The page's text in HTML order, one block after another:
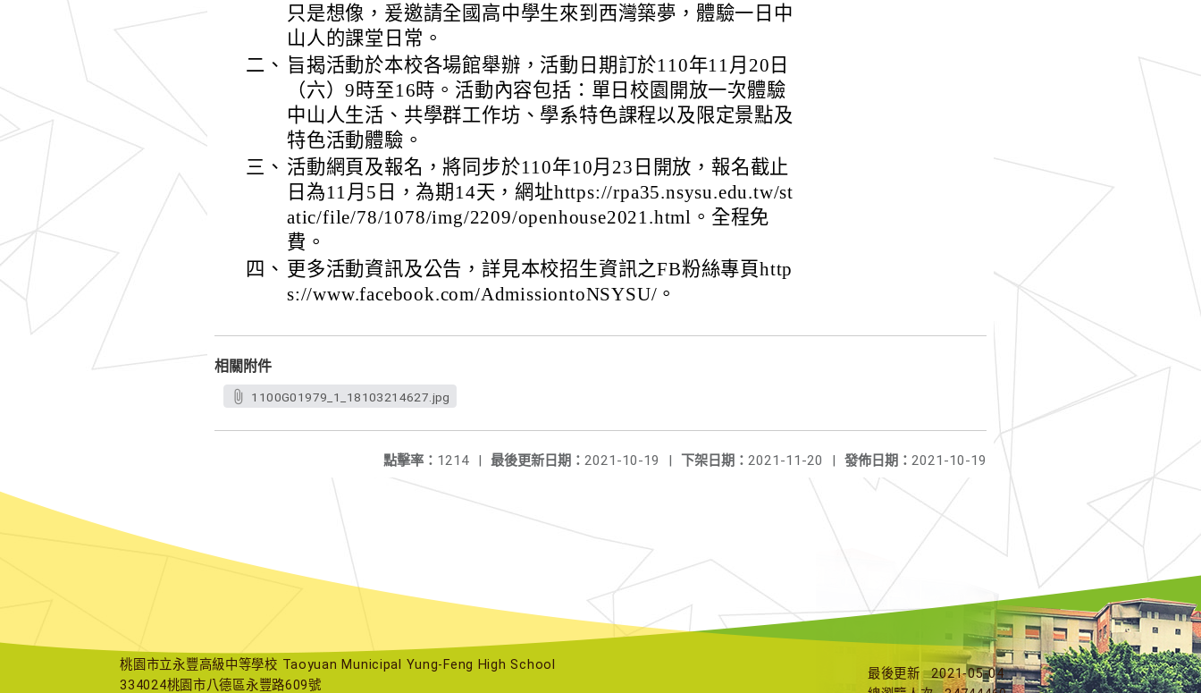
只是想像，爰邀請全國高中學生來到西灣築夢，體驗一日中
山人的課堂日常。
二、 旨揭活動於本校各場館舉辦，活動日期訂於110年11月20日
（六）9時至16時。活動內容包括：單日校園開放一次體驗
中山人生活、共學群工作坊、學系特色課程以及限定景點及
特色活動體驗。
三、 活動網頁及報名，將同步於110年10月23日開放，報名截止
日為11月5日，為期14天，網址https://rpa35.nsysu.edu.tw/st
atic/file/78/1078/img/2209/openhouse2021.html。全程免
費。
四、 更多活動資訊及公告，詳見本校招生資訊之FB粉絲專頁http
s://www.facebook.com/AdmissiontoNSYSU/。
相關附件
1100G01979_1_18103214627.jpg
發佈日期： 2021-10-19
下架日期： 2021-11-20 |
最後更新日期： 2021-10-19 |
點擊率： 1214 |
桃園市立永豐高級中等學校 Taoyuan Municipal Yung-Feng High School
334024桃園市八德區永豐路609號
最後更新
2021-05-04